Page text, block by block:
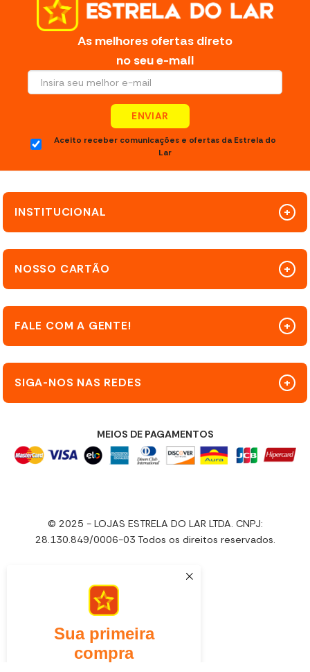
As melhores ofertas direto
no seu e-mail
ENVIAR
Aceito receber comunicações e ofertas da Estrela do
Lar
INSTITUCIONAL
NOSSO CARTÃO
FALE COM A GENTE!
SIGA-NOS NAS REDES
MEIOS DE PAGAMENTOS
© 2025 - LOJAS ESTRELA DO LAR LTDA. CNPJ:
28.130.849/0006-03 Todos os direitos reservados.